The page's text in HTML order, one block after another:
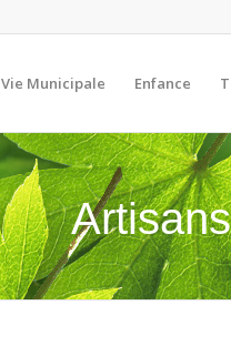
Vie Municipale Enfance